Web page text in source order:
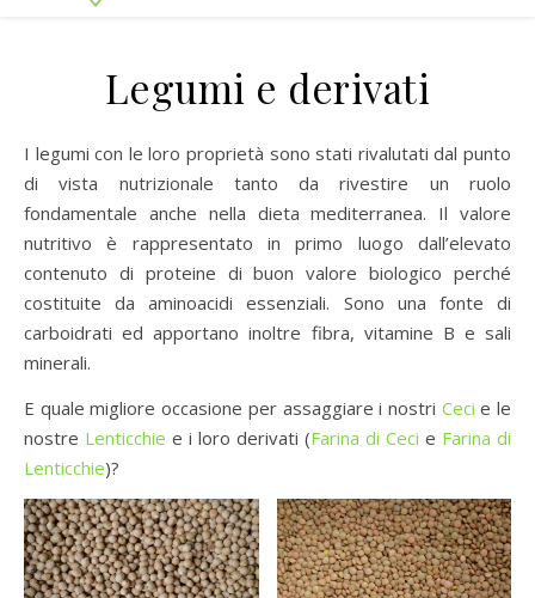
Legumi e derivati
I legumi con le loro proprietà sono stati rivalutati dal punto
di vista nutrizionale tanto da rivestire un ruolo
fondamentale anche nella dieta mediterranea. Il valore
nutritivo è rappresentato in primo luogo dall’elevato
contenuto di proteine di buon valore biologico perché
costituite da aminoacidi essenziali. Sono una fonte di
carboidrati ed apportano inoltre fibra, vitamine B e sali
minerali.
E quale migliore occasione per assaggiare i nostri Cecie le
nostre Lenticchie e i loro derivati (Farina di Ceci e Farina di
Lenticchie)?